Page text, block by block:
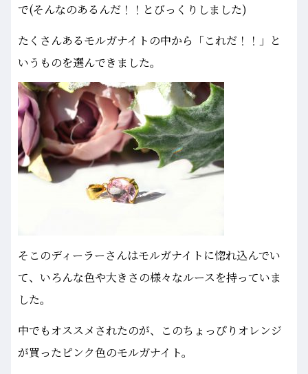
で(そんなのあるんだ！！とびっくりしました)
たくさんあるモルガナイトの中から「これだ！！」と
いうものを選んできました。
そこのディーラーさんはモルガナイトに惚れ込んでい
て、いろんな色や大きさの様々なルースを持っていま
した。
中でもオススメされたのが、このちょっぴりオレンジ
が買ったピンク色のモルガナイト。